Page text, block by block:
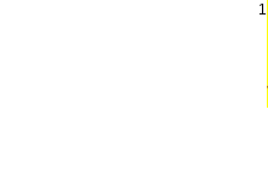
1